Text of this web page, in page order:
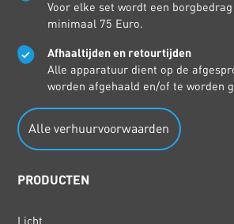
Voor elke set wordt een
minimaal 75 Euro.
Afhaaltijden en retourtijden
Alle apparatuur dient op de
worden afgehaald en/of te worden
Alle verhuurvoorwaarden
PRODUCTEN
Licht